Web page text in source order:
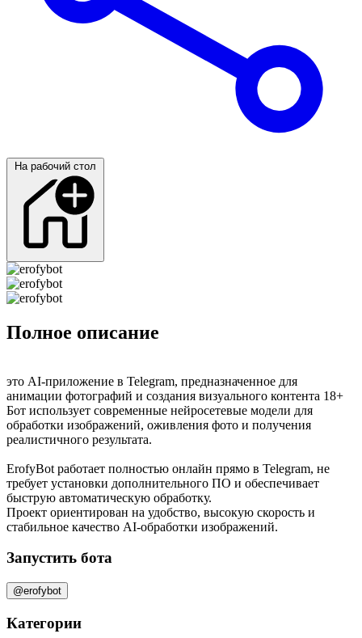
Полное описание
это AI-приложение в Telegram, предназначенное для
анимации фотографий и создания визуального контента 18+
Бот использует современные нейросетевые модели для
обработки изображений, оживления фото и получения
реалистичного результата.
ErofyBot работает полностью онлайн прямо в Telegram, не
требует установки дополнительного ПО и обеспечивает
быструю автоматическую обработку.
Проект ориентирован на удобство, высокую скорость и
стабильное качество AI-обработки изображений.
Запустить бота
@erofybot
Категории